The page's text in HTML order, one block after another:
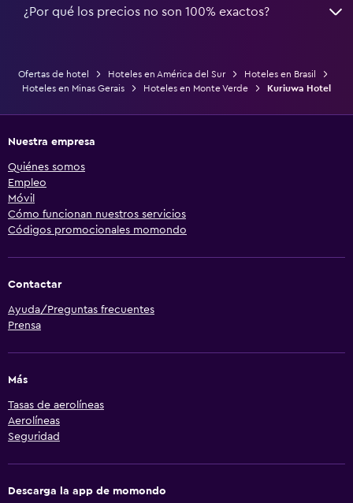
¿Por qué los precios no son 100% exactos?
Ofertas de hotel Hoteles en América del Sur
Hoteles en Brasil
Hoteles en Minas Gerais
Hoteles en Monte Verde Kuriuwa Hotel
Nuestra empresa
Quiénes somos
Empleo
Móvil
Cómo funcionan nuestros servicios
Códigos promocionales momondo
Contactar
Ayuda/Preguntas frecuentes
Prensa
Más
Tasas de aerolíneas
Aerolíneas
Seguridad
Descarga la app de momondo